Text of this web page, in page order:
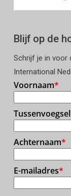
Blijf op de
Schrijf je in voor
International